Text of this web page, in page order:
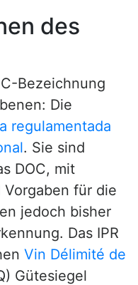
des
Bezeichnung
Die
regulamentada
. Sie sind
DOC, mit
für die
jedoch bisher
Das IPR
Vin Délimité de
Gütesiegel